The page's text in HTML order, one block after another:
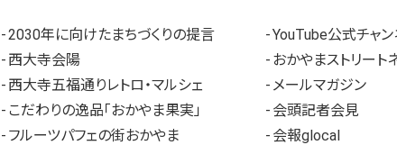
2030年に向けたまちづくりの提言
西大寺会陽
西大寺五福通りレトロ・マルシェ
こだわりの逸品「おかやま果実」
フルーツパフェの街おかやま
YouTube公式チャン
おかやまストリート
メールマガジン
会頭記者会見
会報glocal